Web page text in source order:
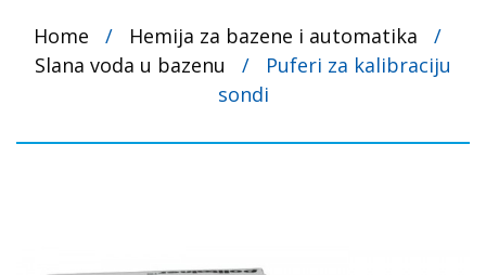
Home / Hemija za bazene i automatika
/
Slana voda u bazenu
/
Puferi za kalibraciju
sondi